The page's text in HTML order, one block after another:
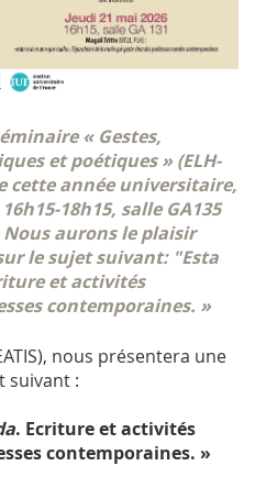
« Gestes,
et poétiques » (ELH-
cette année universitaire,
18h15, salle GA135
aurons le plaisir
le sujet suivant: "Esta
et activités
contemporaines. »
nous présentera une
suivant :
. Ecriture et activités
contemporaines. »